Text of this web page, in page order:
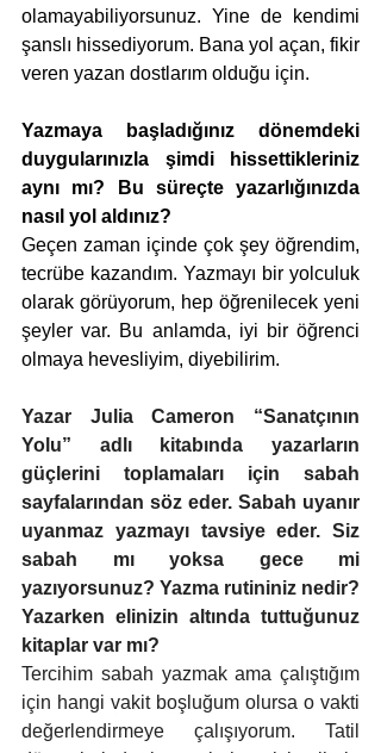
olamayabiliyorsunuz. Yine de kendimi
şanslı hissediyorum. Bana yol açan, fikir
veren yazan dostlarım olduğu için.
Yazmaya başladığınız dönemdeki
duygularınızla şimdi hissettikleriniz
aynı mı? Bu süreçte yazarlığınızda
nasıl yol aldınız?
Geçen zaman içinde çok şey öğrendim,
tecrübe kazandım. Yazmayı bir yolculuk
olarak görüyorum, hep öğrenilecek yeni
şeyler var. Bu anlamda, iyi bir öğrenci
olmaya hevesliyim, diyebilirim.
Yazar Julia Cameron “Sanatçının
Yolu” adlı kitabında yazarların
güçlerini toplamaları için sabah
sayfalarından söz eder. Sabah uyanır
uyanmaz yazmayı tavsiye eder. Siz
sabah mı yoksa gece mi
yazıyorsunuz? Yazma rutininiz nedir?
Yazarken elinizin altında tuttuğunuz
kitaplar var mı?
Tercihim sabah yazmak ama çalıştığım
için hangi vakit boşluğum olursa o vakti
değerlendirmeye çalışıyorum. Tatil